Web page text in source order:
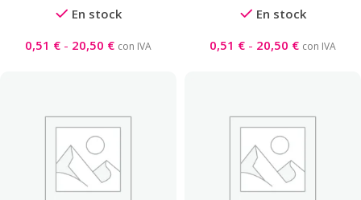
En stock
0,51 € - 20,50 € con IVA
En stock
0,51 € - 20,50 € con IVA